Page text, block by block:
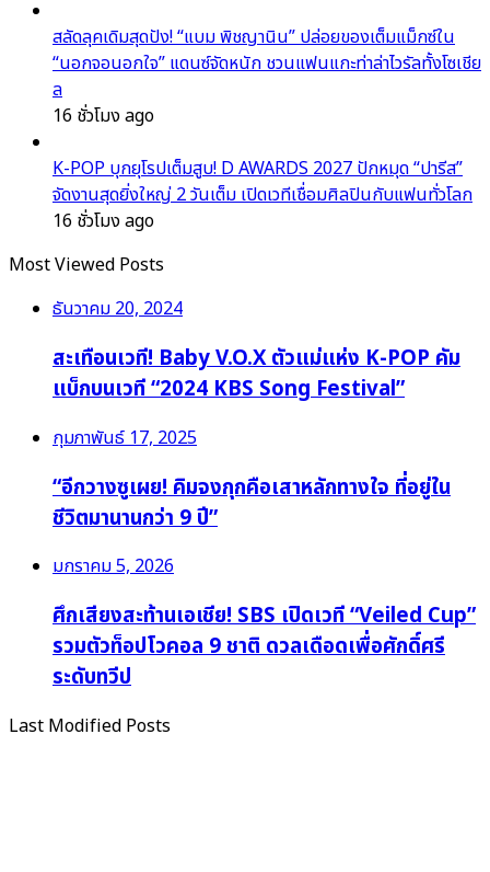
สลัดลุคเดิมสุดปัง! “แบม พิชญานิน” ปล่อยของเต็มแม็กซ์ใน
“นอกจอนอกใจ” แดนซ์จัดหนัก ชวนแฟนแกะท่าล่าไวรัลทั้งโซเชีย
ล
16 ชั่วโมง ago
K-POP บุกยุโรปเต็มสูบ! D AWARDS 2027 ปักหมุด “ปารีส”
จัดงานสุดยิ่งใหญ่ 2 วันเต็ม เปิดเวทีเชื่อมศิลปินกับแฟนทั่วโลก
16 ชั่วโมง ago
Most Viewed Posts
ธันวาคม 20, 2024
สะเทือนเวที! Baby V.O.X ตัวแม่แห่ง K-POP คัม
แบ็กบนเวที “2024 KBS Song Festival”
กุมภาพันธ์ 17, 2025
“อีกวางซูเผย! คิมจงกุกคือเสาหลักทางใจ ที่อยู่ใน
ชีวิตมานานกว่า 9 ปี”
มกราคม 5, 2026
ศึกเสียงสะท้านเอเชีย! SBS เปิดเวที “Veiled Cup”
รวมตัวท็อปโวคอล 9 ชาติ ดวลเดือดเพื่อศักดิ์ศรี
ระดับทวีป
Last Modified Posts